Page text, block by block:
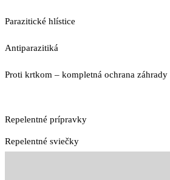
Parazitické hlístice
Antiparazitiká
Proti krtkom – kompletná ochrana záhrady
Repelentné prípravky
Repelentné sviečky